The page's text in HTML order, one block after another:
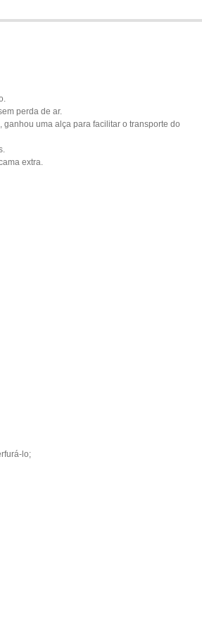
perda de ar.
uma alça para facilitar o transporte do
extra.
lo;